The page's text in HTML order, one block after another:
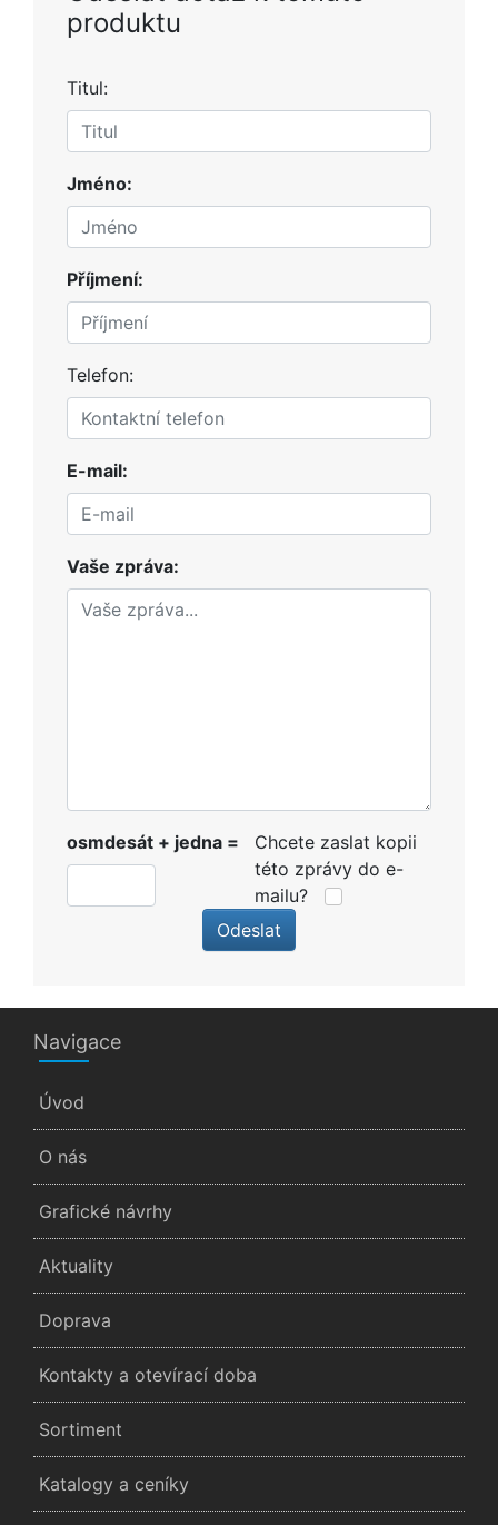
produktu
Titul:
Jméno:
Příjmení:
Telefon:
E-mail:
Vaše zpráva:
osmdesát + jedna =
Chcete zaslat kopii
této zprávy do e-
mailu?
Odeslat
Navigace
Úvod
O nás
Grafické návrhy
Aktuality
Doprava
Kontakty a otevírací doba
Sortiment
Katalogy a ceníky